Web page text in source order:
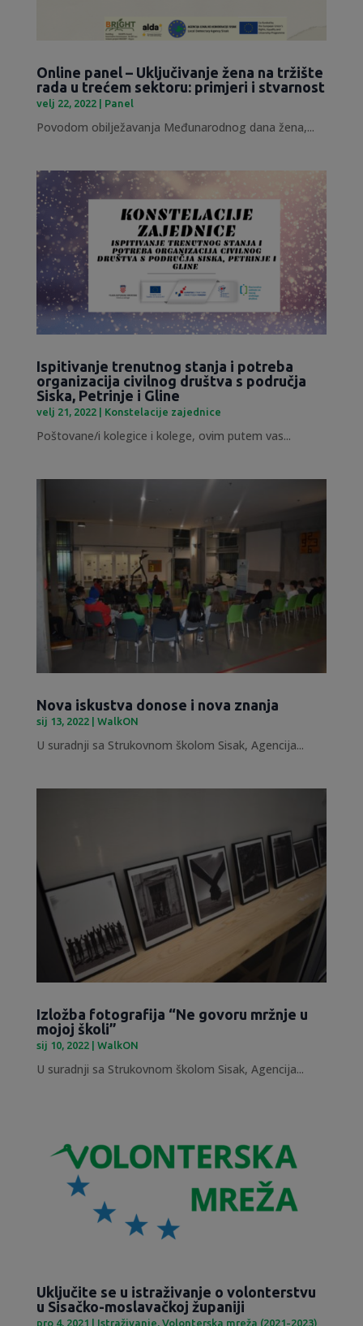
Online panel – Uključivanje žena na tržište
rada u trećem sektoru: primjeri i stvarnost
velj 22, 2022| Panel
Povodom obilježavanja Međunarodnog dana žena,...
Ispitivanje trenutnog stanja i potreba
organizacija civilnog društva s područja
Siska, Petrinje i Gline
velj 21, 2022| Konstelacije zajednice
Poštovane/i kolegice i kolege, ovim putem vas...
Nova iskustva donose i nova znanja
sij 13, 2022| WalkON
U suradnji sa Strukovnom školom Sisak, Agencija...
Izložba fotografija “Ne govoru mržnje u
mojoj školi”
sij 10, 2022| WalkON
U suradnji sa Strukovnom školom Sisak, Agencija...
Uključite se u istraživanje o volonterstvu
u Sisačko-moslavačkoj županiji
pro 4, 2021 Istraživanje, Volonterska mreža (2021-2023)